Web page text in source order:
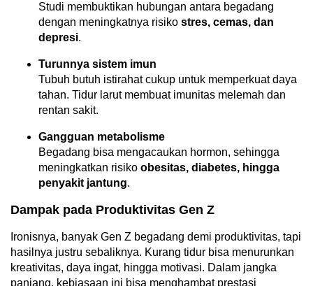
Studi membuktikan hubungan antara begadang
dengan meningkatnya risiko stres, cemas, dan
depresi.
Turunnya sistem imun
Tubuh butuh istirahat cukup untuk memperkuat daya
tahan. Tidur larut membuat imunitas melemah dan
rentan sakit.
Gangguan metabolisme
Begadang bisa mengacaukan hormon, sehingga
meningkatkan risiko obesitas, diabetes, hingga
penyakit jantung.
Dampak pada Produktivitas Gen Z
Ironisnya, banyak Gen Z begadang demi produktivitas, tapi
hasilnya justru sebaliknya. Kurang tidur bisa menurunkan
kreativitas, daya ingat, hingga motivasi. Dalam jangka
panjang, kebiasaan ini bisa menghambat prestasi